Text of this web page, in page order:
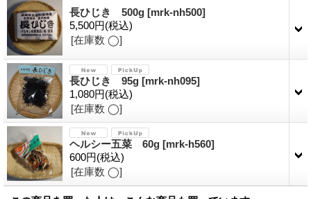
長ひじき 500g [mrk-nh500]
5,500円(税込)
[在庫数 ◯]
長ひじき 95g [mrk-nh095]
1,080円(税込)
[在庫数 ◯]
ヘルシー五菜 60g [mrk-h560]
600円(税込)
[在庫数 ◯]